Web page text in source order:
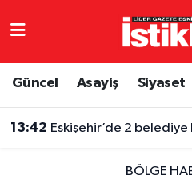
Güncel Asayiş Siyaset
13:42 Eskişehir’de 2 belediye
BÖLGE
Eskişehirspor
Eskişehir Nöbetçi